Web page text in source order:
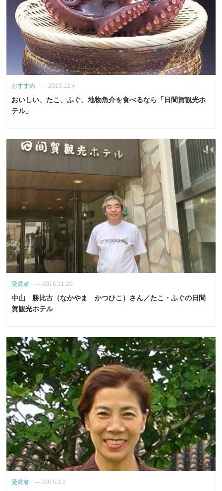
おすすめ — 2019.12.4
おいしい、たこ、ふぐ、地物魚介を食べるなら「日間賀観光ホ
テル」
受賞者 — 2016.11.20
中山 勝比古（なかやま かつひこ）さん／たこ・ふぐの日間
賀観光ホテル
受賞者 — 2015.3.2